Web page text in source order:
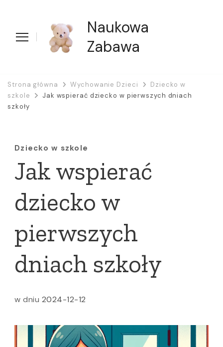
Naukowa
Zabawa
Strona główna Wychowanie Dzieci
Dziecko w
szkole
Jak wspierać dziecko w pierwszych dniach
szkoły
Dziecko w szkole
Jak wspierać
dziecko w
pierwszych
dniach szkoły
w dniu 2024-12-12